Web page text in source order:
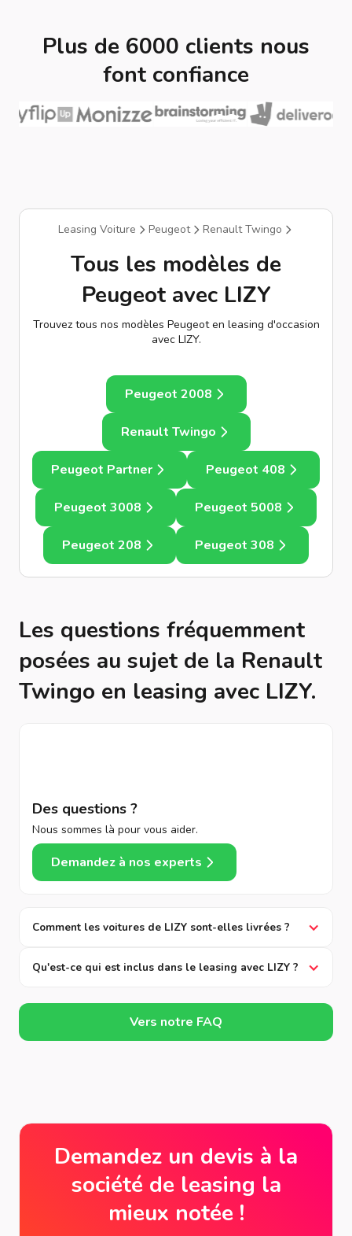
Plus de 6000 clients nous
font confiance
Leasing Voiture Peugeot Renault Twingo
Tous les modèles de
Peugeot avec LIZY
Trouvez tous nos modèles Peugeot en leasing d'occasion
avec LIZY.
Peugeot 2008
Renault Twingo
Peugeot Partner Peugeot 408
Peugeot 3008 Peugeot 5008
Peugeot 208 Peugeot 308
Les questions fréquemment
posées au sujet de la Renault
Twingo en leasing avec LIZY.
Des questions ?
Nous sommes là pour vous aider.
Demandez à nos experts
Comment les voitures de LIZY sont-elles livrées ?
Qu'est-ce qui est inclus dans le leasing avec LIZY ?
Vers notre FAQ
Demandez un devis à la
société de leasing la
mieux notée !